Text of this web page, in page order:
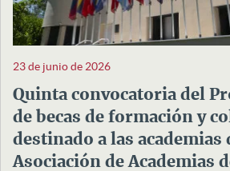
23 de junio de 2026
Quinta convocatoria del
de becas de formación y
destinado a las academias
Asociación de Academias